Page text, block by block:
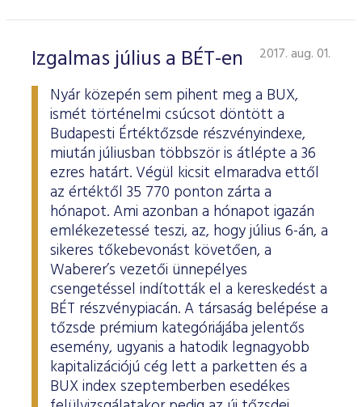
Izgalmas július a BÉT-en 2017. aug. 01.
Nyár közepén sem pihent meg a BUX,
ismét történelmi csúcsot döntött a
Budapesti Értéktőzsde részvényindexe,
miután júliusban többször is átlépte a 36
ezres határt. Végül kicsit elmaradva ettől
az értéktől 35 770 ponton zárta a
hónapot. Ami azonban a hónapot igazán
emlékezetessé teszi, az, hogy július 6-án, a
sikeres tőkebevonást követően, a
Waberer’s vezetői ünnepélyes
csengetéssel indították el a kereskedést a
BÉT részvénypiacán. A társaság belépése a
tőzsde prémium kategóriájába jelentős
esemény, ugyanis a hatodik legnagyobb
kapitalizációjú cég lett a parketten és a
BUX index szeptemberben esedékes